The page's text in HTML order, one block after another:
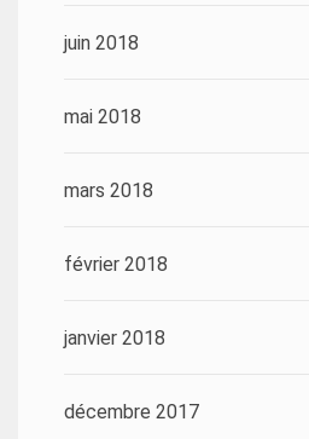
juin 2018
mai 2018
mars 2018
février 2018
janvier 2018
décembre 2017